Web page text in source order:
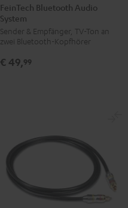
Bluetooth
Audio
System
Zwart
FeinTech Bluetooth Audio
System
Sender & Empfänger, TV-Ton an
zwei Bluetooth-Kopfhörer
€ 49,99